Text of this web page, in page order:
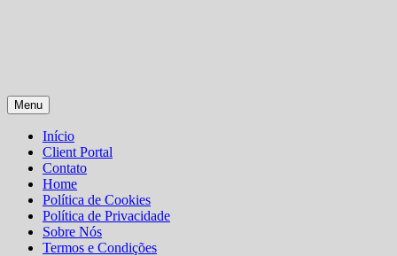
Skip
to
content
Menu
Início
Client Portal
Contato
Home
Política de Cookies
Política de Privacidade
Sobre Nós
Termos e Condições